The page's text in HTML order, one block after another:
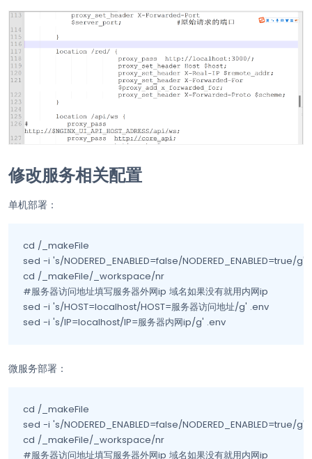
修改服务相关配置
单机部署：
cd /_makeFile
sed -i 's/NODERED_ENABLED=false/NODERED_ENABLED=true/
cd /_makeFile/_workspace/nr
#服务器访问地址填写服务器外网ip 域名如果没有就用内网ip
sed -i 's/HOST=localhost/HOST=服务器访问地址/g' .env
sed -i 's/IP=localhost/IP=服务器内网ip/g' .env
微服务部署：
cd /_makeFile
sed -i 's/NODERED_ENABLED=false/
cd /_makeFile/_workspace/nr
#服务器访问地址填写服务器外网ip 域名如果没有就用内网ip